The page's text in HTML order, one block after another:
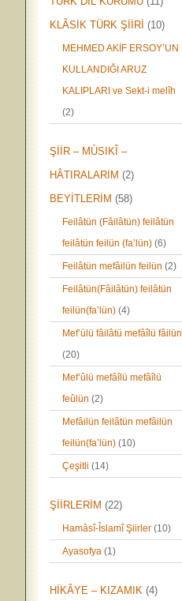
KLÂSİK TÜRK ŞİİRİ (10)
MEHMED AKİF ERSOY’UN
KULLANDIĞI ARUZ
KALIPLARI ve Sekt-i melîh
(2)
ŞİİR – MÙSIKÎ –
HÂTIRALARIM (2)
BEYİTLERİM (58)
Feilâtün (Fâilâtün) feilâtün
feilâtün feilün (fa’lün) (6)
Feilâtün mefâilün feilün (2)
Feilâtün(Fâilâtün) feilâtün
feilün(fa’lün) (4)
Mef’ùlü fâilâtü mefâîlü fâilün
(20)
Mef’ûlü mefâîlü mefâîlü
feûlün (2)
Mefâilün feilâtün mefâilün
feilün(fa’lün) (10)
Çeşitli (14)
ŞİİRLERİM (22)
Hamâsî-Îslamî Şiirler (10)
Ayasofya (1)
HİKÂYE – KIZAMIK (4)